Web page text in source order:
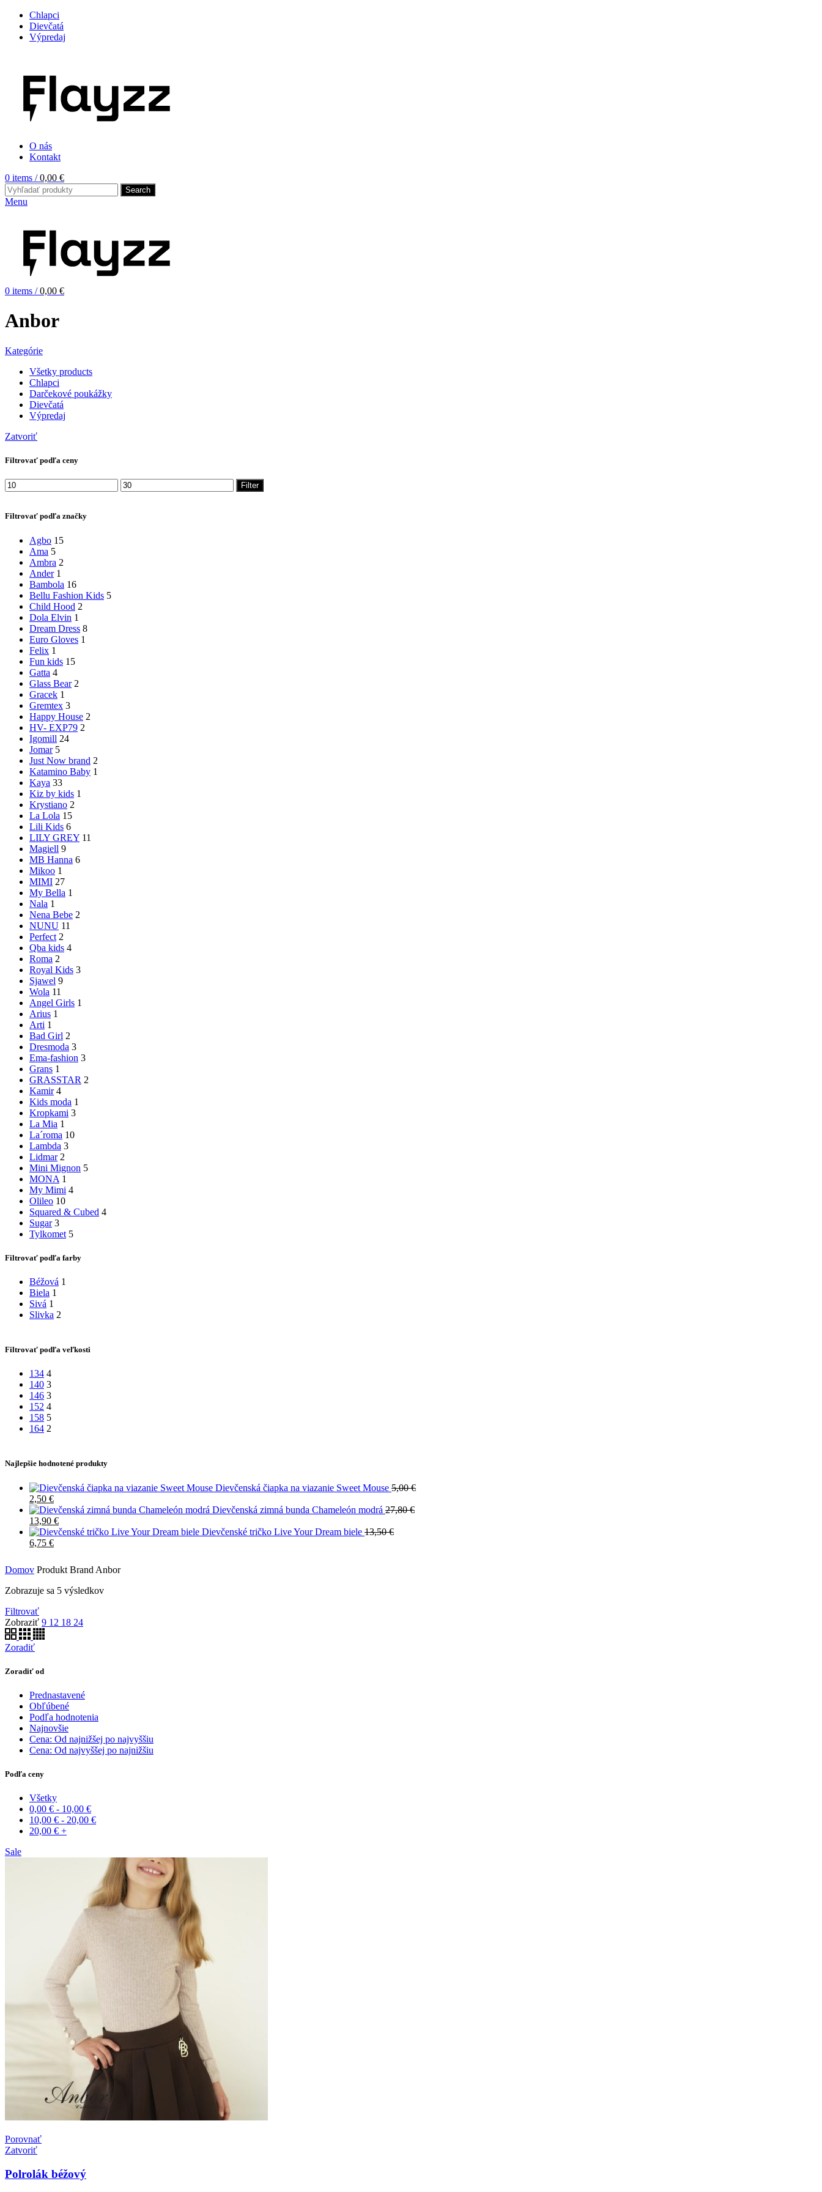
Chlapci
Dievčatá
Výpredaj
O nás
Kontakt
0 items / 0,00 €
Search
Menu
0 items / 0,00 €
Anbor
Kategórie
Všetky products
Chlapci
Darčekové poukážky
Dievčatá
Výpredaj
Zatvoriť
Filtrovať podľa ceny
Minimálna
cena
Maximálna
cena
Filter
Filtrovať podľa značky
Agbo 15
Ama 5
Ambra 2
Ander 1
Bambola 16
Bellu Fashion Kids 5
Child Hood 2
Dola Elvin 1
Dream Dress 8
Euro Gloves 1
Felix 1
Fun kids 15
Gatta 4
Glass Bear 2
Gracek 1
Gremtex 3
Happy House 2
HV- EXP79 2
Igomill 24
Jomar 5
Just Now brand 2
Katamino Baby 1
Kaya 33
Kiz by kids 1
Krystiano 2
La Lola 15
Lili Kids 6
LILY GREY 11
Magiell 9
MB Hanna 6
Mikoo 1
MIMI 27
My Bella 1
Nala 1
Nena Bebe 2
NUNU 11
Perfect 2
Qba kids 4
Roma 2
Royal Kids 3
Sjawel 9
Wola 11
Angel Girls 1
Arius 1
Arti 1
Bad Girl 2
Dresmoda 3
Ema-fashion 3
Grans 1
GRASSTAR 2
Kamir 4
Kids moda 1
Kropkami 3
La Mia 1
La´roma 10
Lambda 3
Lidmar 2
Mini Mignon 5
MONA 1
My Mimi 4
Olileo 10
Squared & Cubed 4
Sugar 3
Tylkomet 5
Filtrovať podľa farby
Béžová 1
Biela 1
Sivá 1
Slivka 2
Filtrovať podľa veľkosti
134 4
140 3
146 3
152 4
158 5
164 2
Najlepšie hodnotené produkty
Dievčenská čiapka na viazanie Sweet Mouse 5,00€
2,50 €
Dievčenská zimná bunda Chameleón modrá 27,80€
13,90 €
Dievčenské tričko Live Your Dream biele 13,50€
6,75 €
Domov Produkt Brand Anbor
Zobrazuje sa 5 výsledkov
Filtrovať
Zobraziť 9 12 18 24
Zoradiť
Zoradiť od
Prednastavené
Obľúbené
Podľa hodnotenia
Najnovšie
Cena: Od najnižšej po najvyššiu
Cena: Od najvyššej po najnižšiu
Podľa ceny
Všetky
0,00 € - 10,00 €
10,00 € - 20,00 €
20,00 € +
Sale
Porovnať
Zatvoriť
Polrolák béžový